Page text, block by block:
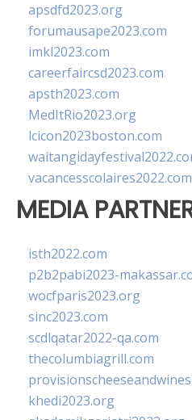
apsdfd2023.org
forumausape2023.com
imkl2023.com
careerfaircsd2023.com
apsth2023.com
MedItRio2023.org
lcicon2023boston.com
vacancesscolaires2022.com
MEDIA
isth2022.com
p2b2pabi2023-
wocfparis2023.org
sinc2023.com
scdlqatar2022-qa.com
thecolumbiagrill.com
khedi2023.org